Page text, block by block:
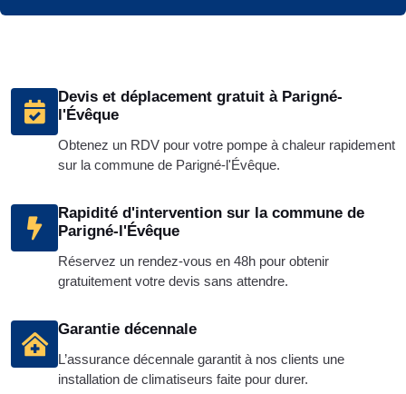
Devis et déplacement gratuit à Parigné-
l'Évêque
Obtenez un RDV pour votre pompe à chaleur rapidement
sur la commune de Parigné-l'Évêque.
Rapidité d'intervention sur la commune de
Parigné-l'Évêque
Réservez un rendez-vous en 48h pour obtenir
gratuitement votre devis sans attendre.
Garantie décennale
L’assurance décennale garantit à nos clients une
installation de climatiseurs faite pour durer.